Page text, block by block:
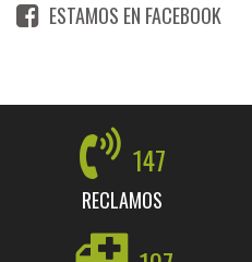
ESTAMOS EN FACEBOOK
147
RECLAMOS